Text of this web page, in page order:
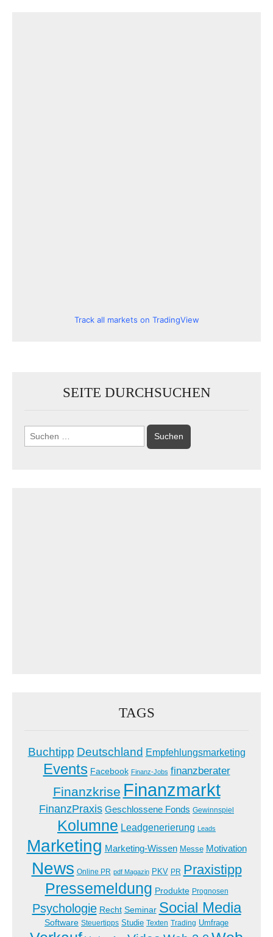
Track all markets on TradingView
SEITE DURCHSUCHEN
Suchen
nach:
TAGS
Buchtipp Deutschland Empfehlungsmarketing
Events Facebook Finanz-Jobs finanzberater
Finanzkrise Finanzmarkt
FinanzPraxis Geschlossene Fonds Gewinnspiel
Kolumne Leadgenerierung Leads
Marketing Marketing-Wissen Messe Motivation
News Online PR pdf Magazin PKV PR Praxistipp
Pressemeldung Produkte Prognosen
Psychologie Recht Seminar Social Media
Software Steuertipps Studie Texten Trading Umfrage